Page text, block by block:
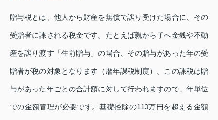
贈与税とは、他人から財産を無償で譲り受けた場合に、その
受贈者に課される税金です。たとえば親から子へ金銭や不動
産を譲り渡す「生前贈与」の場合、その贈与があった年の受
贈者が税の対象となります（暦年課税制度）。この課税は贈
与があった年ごとの合計額に対して行われますので、年単位
での金額管理が必要です。基礎控除の110万円を超える金額